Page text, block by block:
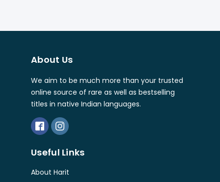
About Us
We aim to be much more than your trusted
online source of rare as well as bestselling
titles in native Indian languages.
Useful Links
About Harit